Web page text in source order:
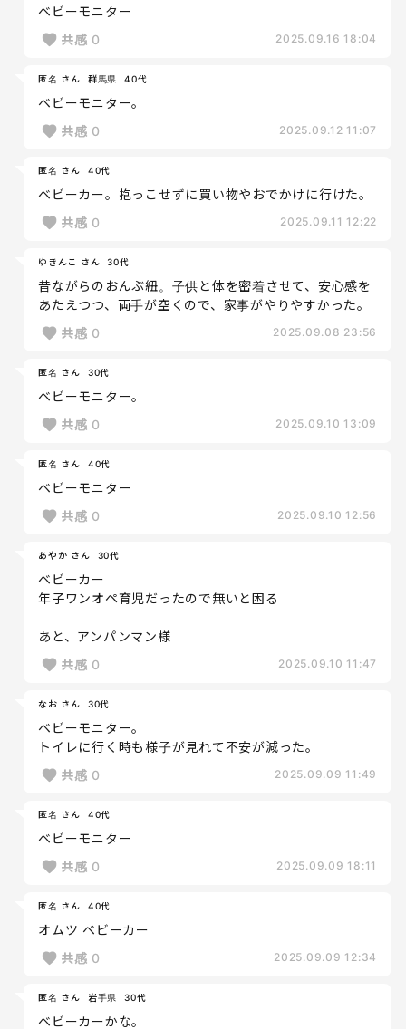
ベビーモニター
共感 0 2025.09.16 18:04
匿名 さん 群馬県 40代
ベビーモニター。
共感 0 2025.09.12 11:07
匿名 さん 40代
ベビーカー。抱っこせずに買い物やおでかけに行けた。
共感 0 2025.09.11 12:22
ゆきんこ さん 30代
昔ながらのおんぶ紐。子供と体を密着させて、安心感を
あたえつつ、両手が空くので、家事がやりやすかった。
共感 0 2025.09.08 23:56
匿名 さん 30代
ベビーモニター。
共感 0 2025.09.10 13:09
匿名 さん 40代
ベビーモニター
共感 0 2025.09.10 12:56
あやか さん 30代
ベビーカー
年子ワンオペ育児だったので無いと困る
あと、アンパンマン様
共感 0 2025.09.10 11:47
なお さん 30代
ベビーモニター。
トイレに行く時も様子が見れて不安が減った。
共感 0 2025.09.09 11:49
匿名 さん 40代
ベビーモニター
共感 0 2025.09.09 18:11
匿名 さん 40代
オムツ ベビーカー
共感 0 2025.09.09 12:34
匿名 さん 岩手県 30代
ベビーカーかな。